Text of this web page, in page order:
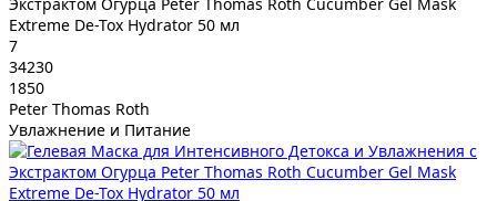
Extreme De-Tox Hydrator 50 мл
7
34230
1850
Peter Thomas Roth
Увлажнение и Питание